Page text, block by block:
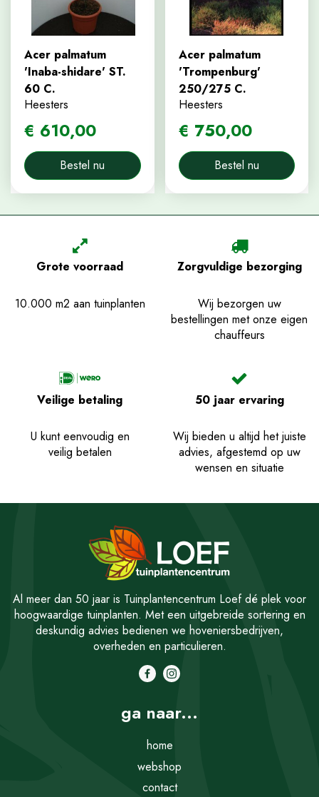
Acer palmatum
'Inaba-shidare' ST.
60 C.
Heesters
€ 610,00
Bestel nu
Acer palmatum
'Trompenburg'
250/275 C.
Heesters
€ 750,00
Bestel nu
Grote voorraad
10.000 m2 aan tuinplanten
Zorgvuldige bezorging
Wij bezorgen uw
bestellingen met onze eigen
chauffeurs
Veilige betaling
U kunt eenvoudig en
veilig betalen
50 jaar ervaring
Wij bieden u altijd het juiste
advies, afgestemd op uw
wensen en situatie
Al meer dan 50 jaar is Tuinplantencentrum Loef dé plek voor
hoogwaardige tuinplanten. Met een uitgebreide sortering en
deskundig advies bedienen we hoveniersbedrijven,
overheden en particulieren.
ga naar...
home
webshop
contact